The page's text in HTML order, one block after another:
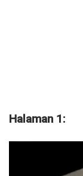
Halaman 1: